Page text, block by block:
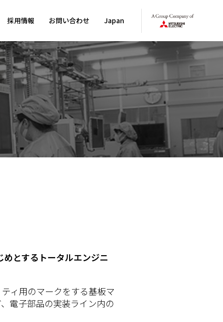
採用情報 お問い合わせ Japan
とするトータルエンジニ
ィ用のマークをする基板マ
電子部品の実装ライン内の